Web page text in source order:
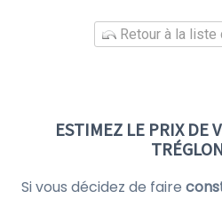
Retour à la
ESTIMEZ LE PRIX DE
Si vous décidez de faire